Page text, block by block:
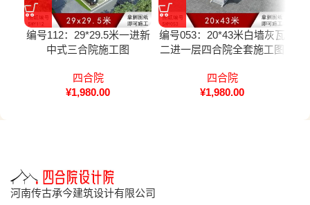
编号112：29*29.5米一进新
中式三合院施工图
四合院
¥1,980.00
编号053：20*43米白墙灰瓦
二进一层四合院全套施工图
四合院
¥1,980.00
河南传古承今建筑设计有限公司